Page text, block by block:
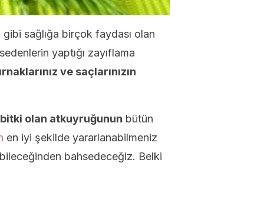
gibi sağlığa birçok faydası olan
yaptığı zayıflama
ve saçlarınızın
olan atkuyruğunun bütün
en iyi şekilde yararlanabilmeniz
bahsedeceğiz. Belki